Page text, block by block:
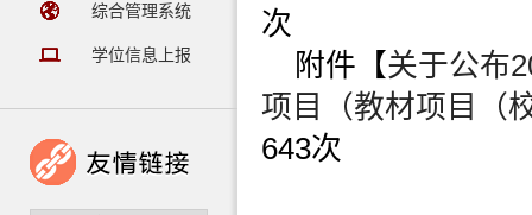
综合管理系统
学位信息上报
次
附件【关于公布
项目（教材项目（
643次